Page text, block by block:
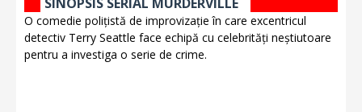
O comedie polițistă de improvizație în care excentricul
detectiv Terry Seattle face echipă cu celebrități neștiutoare
pentru a investiga o serie de crime.